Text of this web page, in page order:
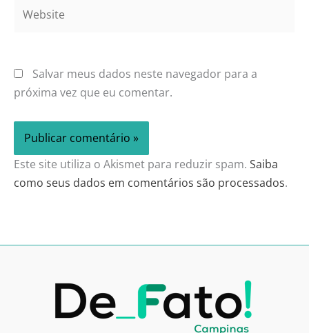
Salvar meus dados neste navegador para a
próxima vez que eu comentar.
Este site utiliza o Akismet para reduzir spam. Saiba
como seus dados em comentários são processados.